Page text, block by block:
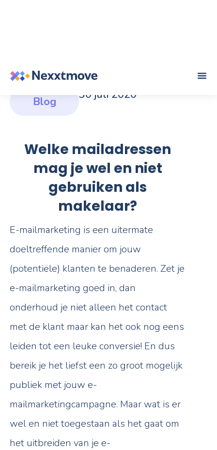
Blog 30 juli 2020
Welke mailadressen
mag je wel en niet
gebruiken als
makelaar?
E-mailmarketing is een uitermate
doeltreffende manier om jouw
(potentiële) klanten te benaderen. Zet je
e-mailmarketing goed in, dan
onderhoud je niet alleen het contact
met de klant maar kan het ook nog eens
leiden tot een leuke conversie! En dus
bereik je het liefst een zo groot mogelijk
publiek met jouw e-
mailmarketingcampagne. Maar wat is er
wel en niet toegestaan als het gaat om
het uitbreiden van je e-